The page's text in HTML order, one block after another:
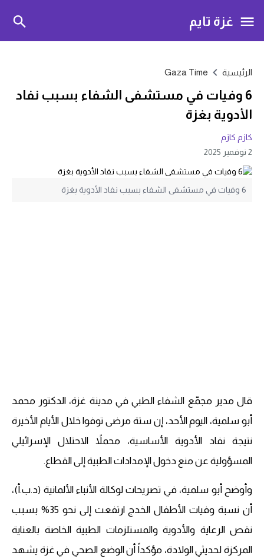
غزة تايم
الرئيسية Gaza Time
6 وفيات في مستشفى الشفاء بسبب نفاد
الأدوية بغزة
كازم كازم
2 نوفمبر 2025
6 وفيات في مستشفى الشفاء بسبب نفاد الأدوية بغزة
قال مدير مجمّع الشفاء الطبي في مدينة غزة، الدكتور محمد
أبو سلمية، اليوم الأحد، إن ستة مرضى توفوا خلال الأيام الأخيرة
نتيجة نفاد الأدوية الأساسية، محملاً الاحتلال الإسرائيلي
المسؤولية عن منع دخول الإمدادات الطبية إلى القطاع.
وأوضح أبو سلمية، في تصريحات لوكالة الأنباء الألمانية (د.ب.أ)،
أن نسبة وفيات الأطفال الخدج ارتفعت إلى نحو 35% بسبب
نقص الرعاية والأدوية والمستلزمات الطبية الخاصة بالعناية
المركزة لحديثي الولادة، مؤكداً أن الوضع الصحي في غزة يشهد